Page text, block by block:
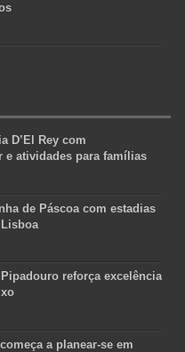
D’El Rey com
e atividades para famílias
de Páscoa com estadias
reforça excelência
a planear-se em